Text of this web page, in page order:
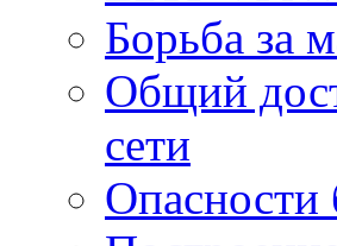
Борьба за
Общий
сети
Опасности